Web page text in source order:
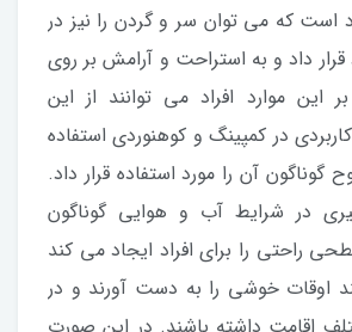
است که می توان سر و گردن را نیز در
قرار داد و به استراحت و آرامش بر روی
این موارد افراد می توانند از این
در کمپینگ و کوهنوردی استفاده
آن را مورد استفاده قرار داد.
در شرایط آب و هوایی گوناگون
راحتی را برای افراد ایجاد می کند
اوقات خوشی را به دست آورند و در